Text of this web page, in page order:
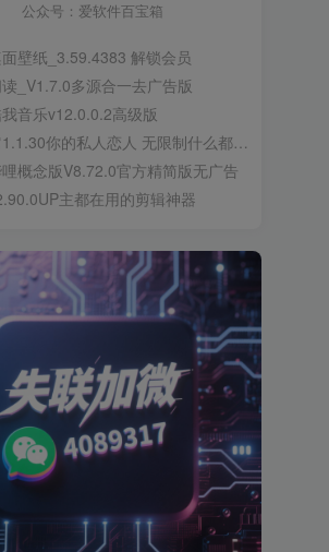
公众号：爱软件百宝箱
壁纸_3.59.4383 解锁会员
_V1.7.0多源合一去广告版
音乐v12.0.0.2高级版
你的私人恋人 无限制什么都可以聊
概念版V8.72.0官方精简版无广告
主都在用的剪辑神器